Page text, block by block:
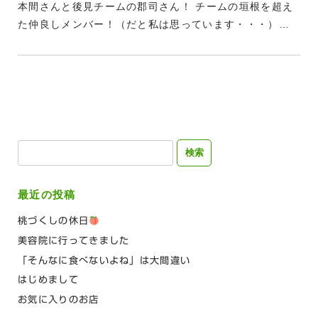
本間さんと後見チームの郡司さん！ チームの垣根を超え
た仲良しメンバー！（だと私は思っています・・・）…
検
最近の投稿
桃づくしの休日
美容院に行ってきました
「そんなに食べないよね」は大間違い
はじめまして
お気に入りのお店